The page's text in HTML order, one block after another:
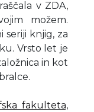
v ZDA,
možem.
seriji knjig, za
Vrsto let je
in kot
fakulteta,